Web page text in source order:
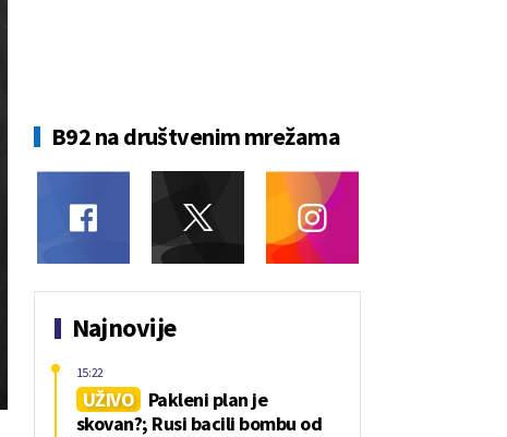
B92 na društvenim mrežama
Najnovije
UŽIVO
Pakleni plan je
skovan?; Rusi bacili bombu od
15:22